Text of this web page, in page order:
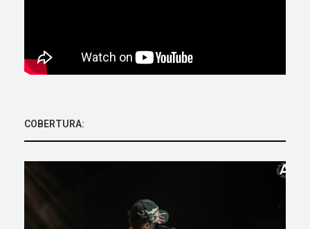
COBERTURA: